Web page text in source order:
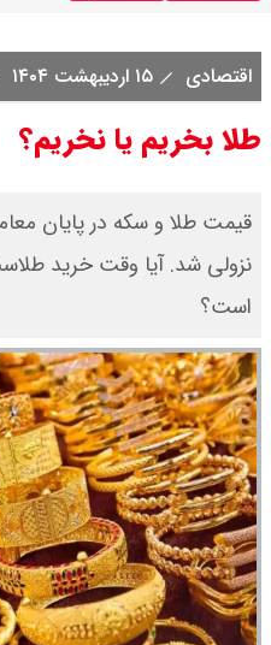
اقتصادی ۱۵ اردیبهشت ۱۴۰۴
طلا بخریم یا نخریم؟
نزولی شد. آیا وقت خرید
است؟